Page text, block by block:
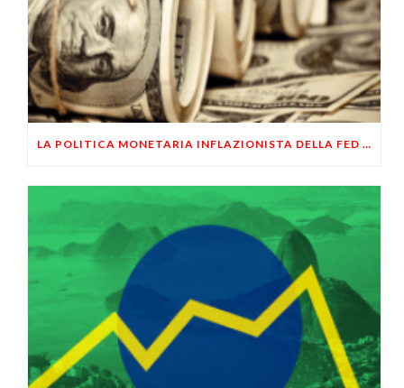
LA POLITICA MONETARIA INFLAZIONISTA DELLA FED NON SALVERÀ GLI USA